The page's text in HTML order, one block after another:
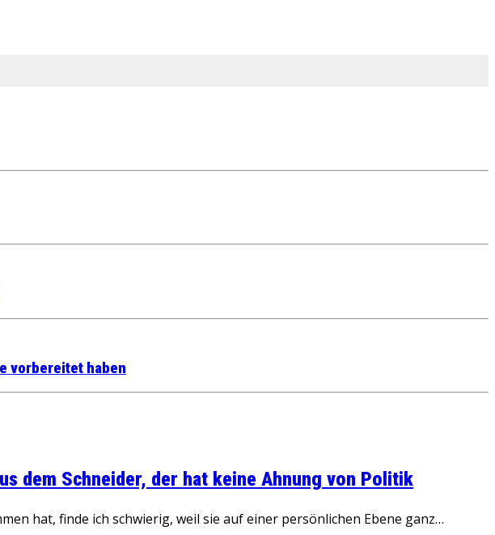
vorbereitet haben
dem Schneider, der hat keine Ahnung von Politik
hat, finde ich schwierig, weil sie auf einer persönlichen Ebene ganz…